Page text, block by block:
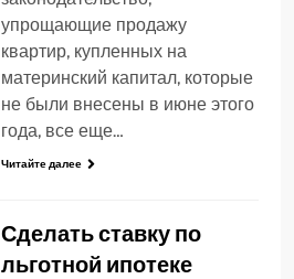
упрощающие продажу
квартир, купленных на
материнский капитал, которые
не были внесены в июне этого
года, все еще…
Читайте далее
Сделать ставку по
льготной ипотеке